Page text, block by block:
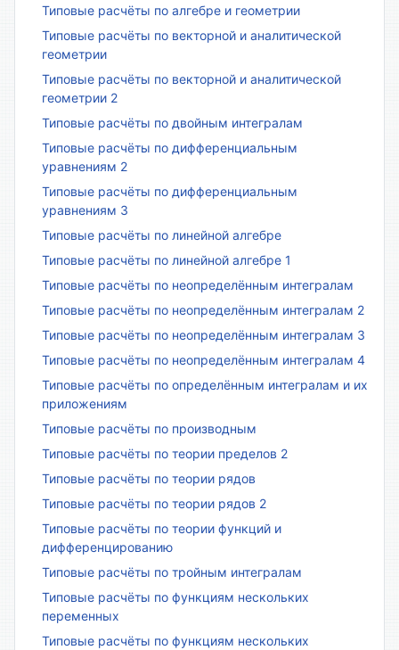
Типовые расчёты по алгебре и геометрии
Типовые расчёты по векторной и аналитической
геометрии
Типовые расчёты по векторной и аналитической
геометрии 2
Типовые расчёты по двойным интегралам
Типовые расчёты по дифференциальным
уравнениям 2
Типовые расчёты по дифференциальным
уравнениям 3
Типовые расчёты по линейной алгебре
Типовые расчёты по линейной алгебре 1
Типовые расчёты по неопределённым интегралам
Типовые расчёты по неопределённым интегралам 2
Типовые расчёты по неопределённым интегралам 3
Типовые расчёты по неопределённым интегралам 4
Типовые расчёты по определённым интегралам и их
приложениям
Типовые расчёты по производным
Типовые расчёты по теории пределов 2
Типовые расчёты по теории рядов
Типовые расчёты по теории рядов 2
Типовые расчёты по теории функций и
дифференцированию
Типовые расчёты по тройным интегралам
Типовые расчёты по функциям нескольких
переменных
Типовые расчёты по функциям нескольких